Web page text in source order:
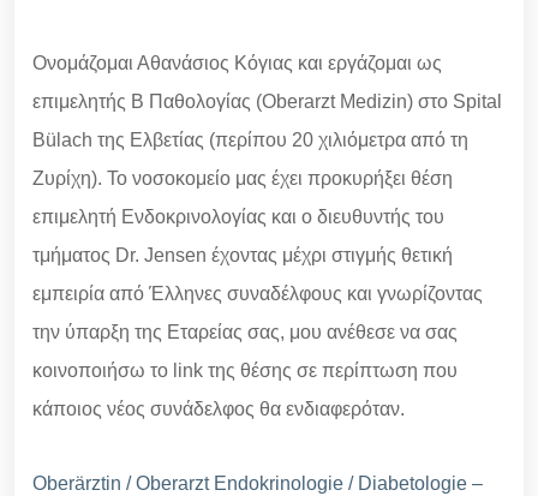
Ονομάζομαι Αθανάσιος Κόγιας και εργάζομαι ως
επιμελητής Β Παθολογίας (Oberarzt Medizin) στο Spital
Bülach της Ελβετίας (περίπου 20 χιλιόμετρα από τη
Ζυρίχη). Το νοσοκομείο μας έχει προκυρήξει θέση
επιμελητή Ενδοκρινολογίας και ο διευθυντής του
τμήματος Dr. Jensen έχοντας μέχρι στιγμής θετική
εμπειρία από Έλληνες συναδέλφους και γνωρίζοντας
την ύπαρξη της Εταρείας σας, μου ανέθεσε να σας
κοινοποιήσω το link της θέσης σε περίπτωση που
κάποιος νέος συνάδελφος θα ενδιαφερόταν.
Oberärztin / Oberarzt Endokrinologie / Diabetologie –